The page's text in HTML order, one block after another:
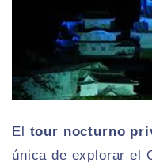
El tour nocturno
única de explorar el